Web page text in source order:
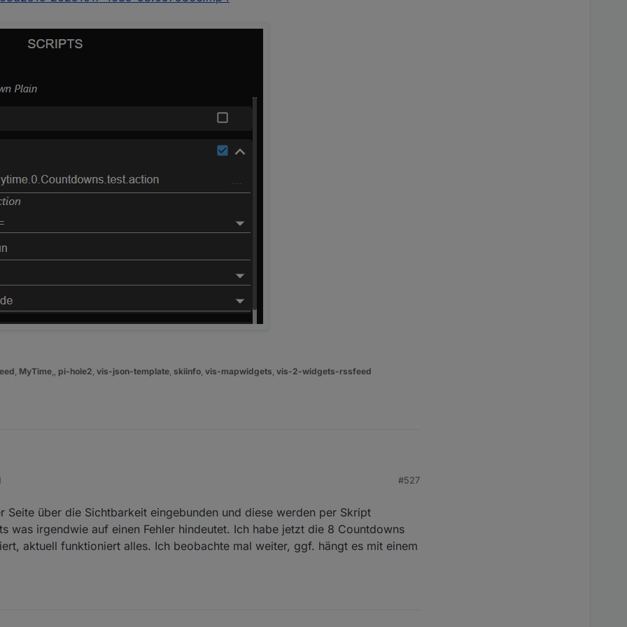
, MyTime,, pi-hole2, vis-json-template, skiinfo, vis-mapwidgets, vis-2-widgets-rssfeed
#527
Seite über die Sichtbarkeit eingebunden und diese werden per Skript
was irgendwie auf einen Fehler hindeutet. Ich habe jetzt die 8 Countdowns
aktuell funktioniert alles. Ich beobachte mal weiter, ggf. hängt es mit einem